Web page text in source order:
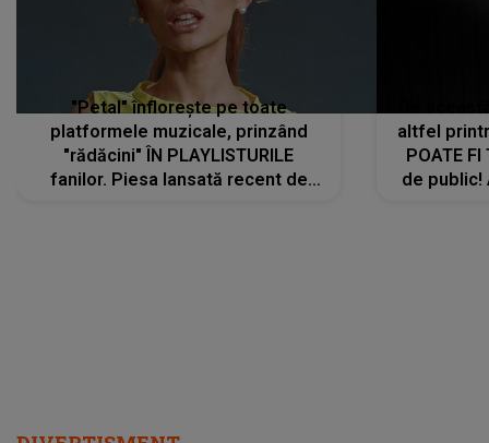
"Petal" înflorește pe toate
platformele muzicale, prinzând
"rădăcini" ÎN PLAYLISTURILE
fanilor. Piesa lansată recent de
altfel
POATE FI
de public!